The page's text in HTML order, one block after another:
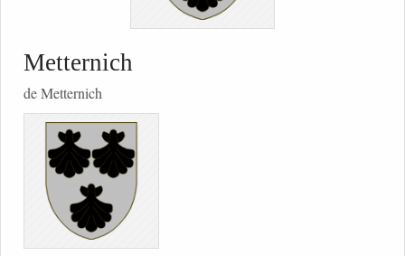
Metternich
de Metternich